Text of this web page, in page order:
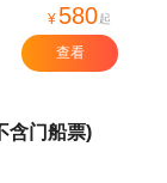
¥ 580起
查看
含门船票)